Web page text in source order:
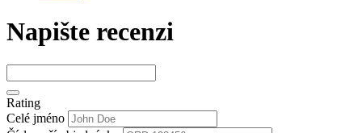
Napište recenzi
Rating
Celé jméno